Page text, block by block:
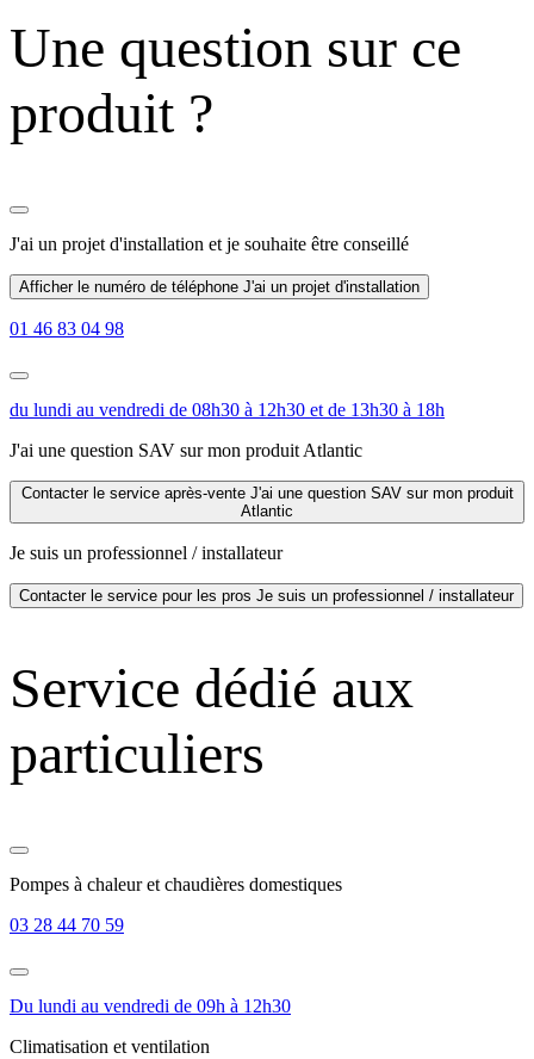
Une question sur ce
produit ?
J'ai un projet d'installation et je souhaite être conseillé
Afficher le numéro de téléphone J'ai un projet d'installation
01 46 83 04 98
du lundi au vendredi de 08h30 à 12h30 et de 13h30 à 18h
J'ai une question SAV sur mon produit Atlantic
Contacter le service après-vente J'ai une question SAV sur mon produit
Atlantic
Je suis un professionnel / installateur
Contacter le service pour les pros Je suis un professionnel / installateur
Service dédié aux
particuliers
Pompes à chaleur et chaudières domestiques
03 28 44 70 59
Du lundi au vendredi de 09h à 12h30
Climatisation et ventilation